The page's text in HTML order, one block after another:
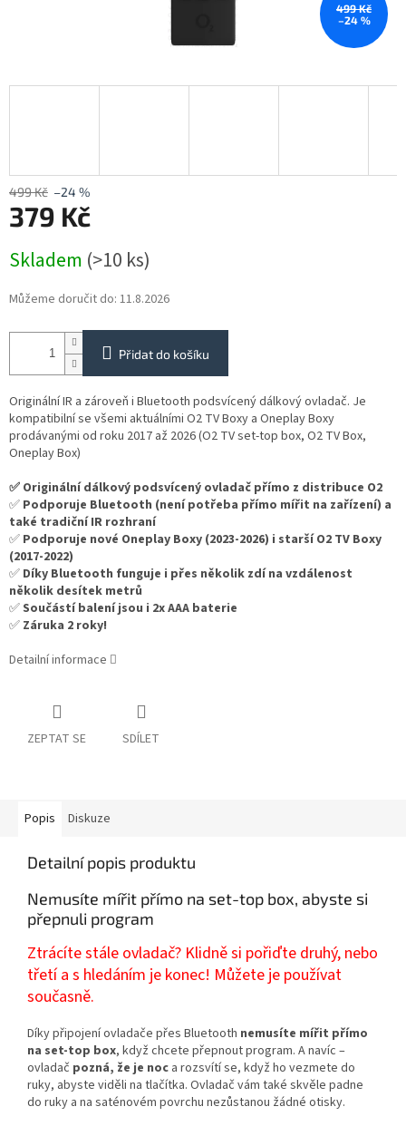
499 Kč
–24 %
499 Kč –24 %
379 Kč
cena:
Skladem (>10 ks)
Můžeme doručit do: 11.8.2026
Přidat do košíku
Originální IR a zároveň i Bluetooth podsvícený dálkový ovladač. Je
kompatibilní se všemi aktuálními O2 TV Boxy a Oneplay Boxy
prodávanými od roku 2017 až 2026 (O2 TV set-top box, O2 TV Box,
Oneplay Box)
✅ Originální dálkový podsvícený ovladač přímo z distribuce O2
✅ Podporuje Bluetooth (není potřeba přímo mířit na zařízení) a
také tradiční IR rozhraní
✅ Podporuje nové Oneplay Boxy (2023-2026) i starší O2 TV Boxy
(2017-2022)
✅ Díky Bluetooth funguje i přes několik zdí na vzdálenost
několik desítek metrů
✅Součástí balení jsou i 2x AAA baterie
✅ Záruka 2 roky!
Detailní informace
ZEPTAT SE SDÍLET
Popis Diskuze
Detailní popis produktu
Nemusíte mířit přímo na set-top box, abyste si
přepnuli program
Ztrácíte stále ovladač? Klidně si pořiďte druhý, nebo
třetí a s hledáním je konec! Můžete je používat
současně.
Díky připojení ovladače přes Bluetooth nemusíte mířit přímo
na set-top box, když chcete přepnout program. A navíc –
ovladač pozná, že je noc a rozsvítí se, když ho vezmete do
ruky, abyste viděli na tlačítka. Ovladač vám také skvěle padne
do ruky a na saténovém povrchu nezůstanou žádné otisky.